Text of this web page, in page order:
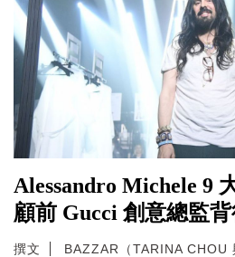
Alessandro Michele 9
顧前 Gucci 創意總監
撰文
BAZZAR（TARINA